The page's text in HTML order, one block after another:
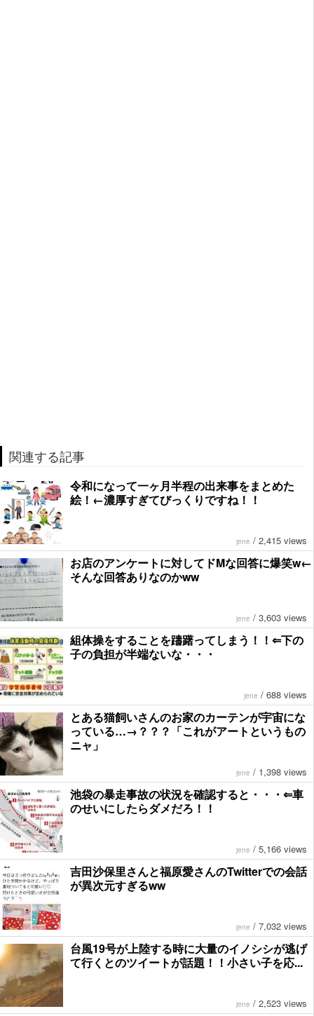
関連する記事
令和になって一ヶ月半程の出来事をまとめた
絵！←濃厚すぎてびっくりですね！！
jene / 2,415 views
お店のアンケートに対してドMな回答に爆笑w←
そんな回答ありなのかww
jene / 3,603 views
組体操をすることを躊躇ってしまう！！⇐下の
子の負担が半端ないな・・・
jene / 688 views
とある猫飼いさんのお家のカーテンが宇宙にな
っている…→？？？「これがアートというもの
ニャ」
jene / 1,398 views
池袋の暴走事故の状況を確認すると・・・⇐車
のせいにしたらダメだろ！！
jene / 5,166 views
吉田沙保里さんと福原愛さんのTwitterでの会話
が異次元すぎるww
jene / 7,032 views
台風19号が上陸する時に大量のイノシシが逃げ
て行くとのツイートが話題！！小さい子を応...
jene / 2,523 views